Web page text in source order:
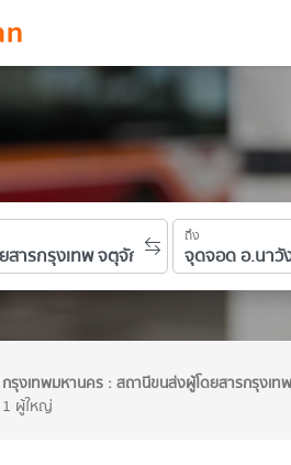
ถึง
กรุงเทพมหานคร : สถานีขนส่งผู้โดยสารกรุงเ
1 ผู้ใหญ่